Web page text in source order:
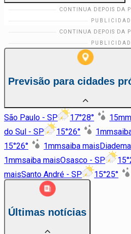
Previsão para cidades
São Paulo - SP 17°28° 15mm
do Sul - SP
15°26° 1mm
15°26° 1mmsaiba mais
1mmsaiba maisOsasco - SP 15°
maisSanto André - SP 15°25°
Últimas notícias